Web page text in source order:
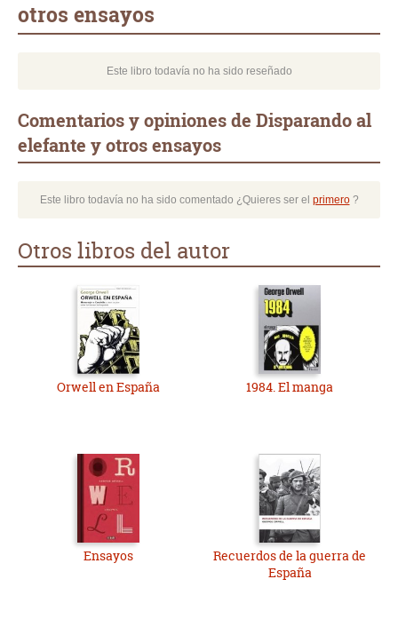
otros ensayos
Este libro todavía no ha sido reseñado
Comentarios y opiniones de Disparando al
elefante y otros ensayos
Este libro todavía no ha sido comentado ¿Quieres ser el primero?
Otros libros del autor
Orwell en España 1984. El manga
Ensayos
Recuerdos de la guerra de
España